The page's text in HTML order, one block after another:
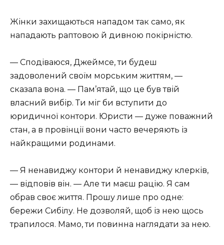
Жінки захищаються нападом так само, як
нападають раптовою й дивною покірністю.
— Сподіваюся, Джеймсе, ти будеш
задоволений своїм морським життям, —
сказала вона. — Пам’ятай, що це був твій
власний вибір. Ти міг би вступити до
юридичної контори. Юристи — дуже поважний
стан, а в провінції вони часто вечеряють із
найкращими родинами.
— Я ненавиджу контори й ненавиджу клерків,
— відповів він. — Але ти маєш рацію. Я сам
обрав своє життя. Прошу лише про одне:
бережи Сибілу. Не дозволяй, щоб із нею щось
трапилося. Мамо, ти повинна наглядати за нею.